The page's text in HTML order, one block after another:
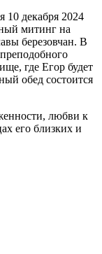
декабря 2024
митинг на
березовчан. В
где Егор будет
обед состоится
любви к
его близких и